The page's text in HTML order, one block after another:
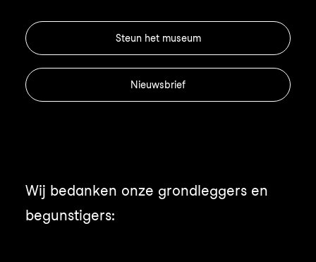
Steun het museum
Nieuwsbrief
Wij bedanken onze grondleggers en
begunstigers: